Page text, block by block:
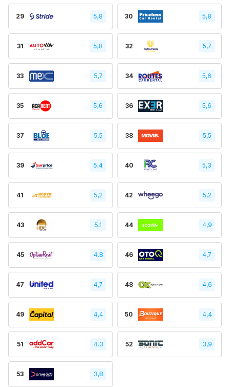
29 5,8 30 5,8
31 5,8 32 5,7
33 5,7 34 5,6
35 5,6 36 5,6
37 5.5 38 5,5
39 5.4 40 5,3
41 5,2 42 5,2
43 5.1 44 4,9
45 4.8 46 4,7
47 4,7 48 4,6
49 4,4 50 4,4
51 4.3 52 3,9
53 3,8